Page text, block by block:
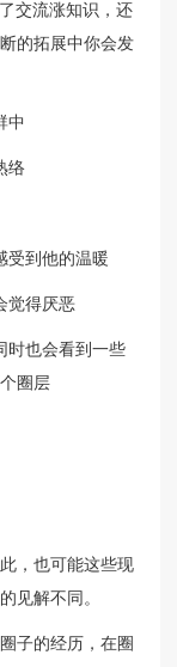
交流涨知识，还
的拓展中你会发
中
络
受到他的温暖
觉得厌恶
时也会看到一些
圈层
，也可能这些现
见解不同。
子的经历，在圈